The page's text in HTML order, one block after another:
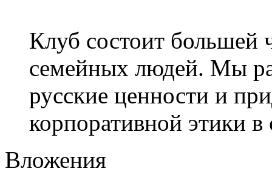
Клуб состоит большей
семейных людей. Мы
русские ценности и
корпоративной этики в
Вложения